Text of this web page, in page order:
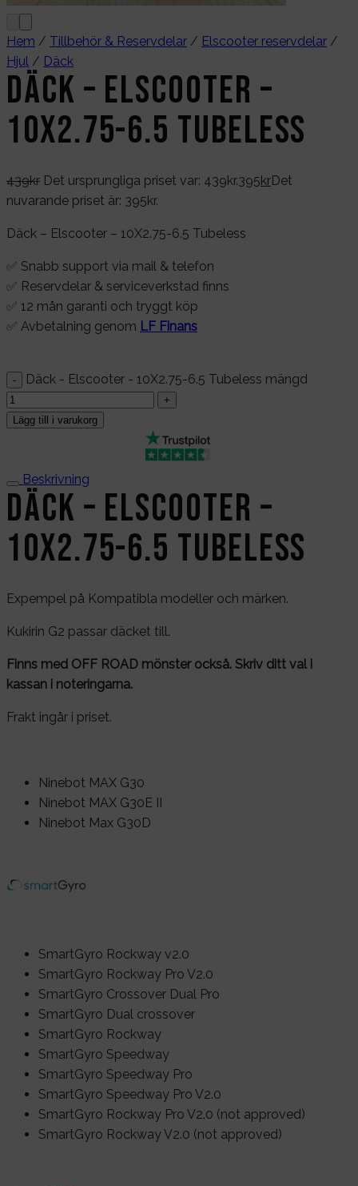
Hem / Tillbehör & Reservdelar / Elscooter reservdelar /
Hjul / Däck
Däck – Elscooter –
10X2.75-6.5 Tubeless
439kr Det ursprungliga priset var: 439kr.395krDet
nuvarande priset är: 395kr.
Däck – Elscooter – 10X2.75-6.5 Tubeless
✅ Snabb support via mail & telefon
✅ Reservdelar & serviceverkstad finns
✅ 12 mån garanti och tryggt köp
✅ Avbetalning genom LF Finans
Däck - Elscooter - 10X2.75-6.5 Tubeless mängd
Lägg till i varukorg
Beskrivning
Däck – Elscooter –
10X2.75-6.5 Tubeless
Expempel på Kompatibla modeller och märken.
Kukirin G2 passar däcket till.
Finns med OFF ROAD mönster också. Skriv ditt val i
kassan i noteringarna.
Frakt ingår i priset.
Ninebot MAX G30
Ninebot MAX G30E II
Ninebot Max G30D
SmartGyro Rockway v2.0
SmartGyro Rockway Pro V2.0
SmartGyro Crossover Dual Pro
SmartGyro Dual crossover
SmartGyro Rockway
SmartGyro Speedway
SmartGyro Speedway Pro
SmartGyro Speedway Pro V2.0
SmartGyro Rockway Pro V2.0 (not approved)
SmartGyro Rockway V2.0 (not approved)